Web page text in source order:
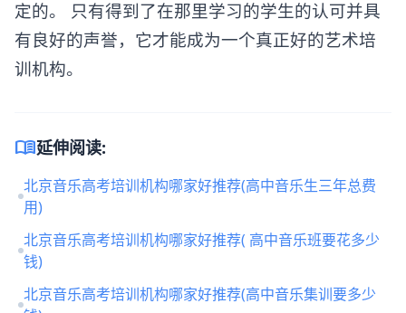
定的。 只有得到了在那里学习的学生的认可并具
有良好的声誉，它才能成为一个真正好的艺术培
训机构。
menu_book延伸阅读:
北京音乐高考培训机构哪家好推荐(高中音乐生三年总费
用)
北京音乐高考培训机构哪家好推荐( 高中音乐班要花多少
钱)
北京音乐高考培训机构哪家好推荐(高中音乐集训要多少